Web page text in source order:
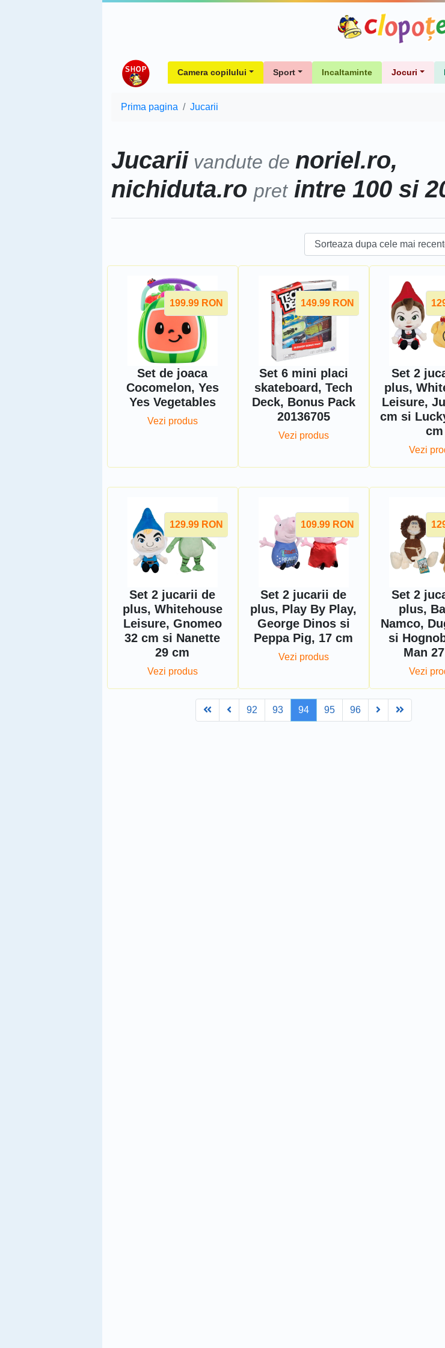
Camera copilului Sport Incaltaminte Jocuri
Prima pagina Jucarii
Jucarii vandute de noriel.ro,
nichiduta.ro pretintre 100 si
199.99 RON
Set de joaca
Cocomelon, Yes
Yes Vegetables
Vezi produs
149.99 RON
Set 6 mini placi
skateboard, Tech
Deck, Bonus Pack
20136705
Vezi produs
Set 2
plus,
Leisure,
cm si
cm
Vezi
129.99 RON
Set 2 jucarii de
plus, Whitehouse
Leisure, Gnomeo
32 cm si Nanette
29 cm
Vezi produs
109.99 RON
Set 2 jucarii de
plus, Play By Play,
George Dinos si
Peppa Pig, 17 cm
Vezi produs
Set 2
plus,
Namco,
si
Man
Vezi
FirstPrev92 93 94 95 96 Next Last